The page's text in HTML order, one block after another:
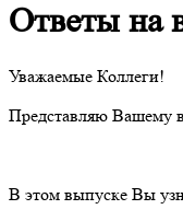
Ответы на
Уважаемые Коллеги!
Представляю Вашему
В этом выпуске Вы